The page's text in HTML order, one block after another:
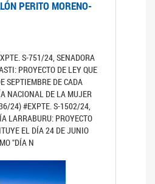
PERITO MORENO-
S-751/24, SENADORA
PROYECTO DE LEY QUE
SEPTIEMBRE DE CADA
NACIONAL DE LA MUJER
24) #EXPTE. S-1502/24,
LARRABURU: PROYECTO
EL DÍA 24 DE JUNIO
"DÍA N